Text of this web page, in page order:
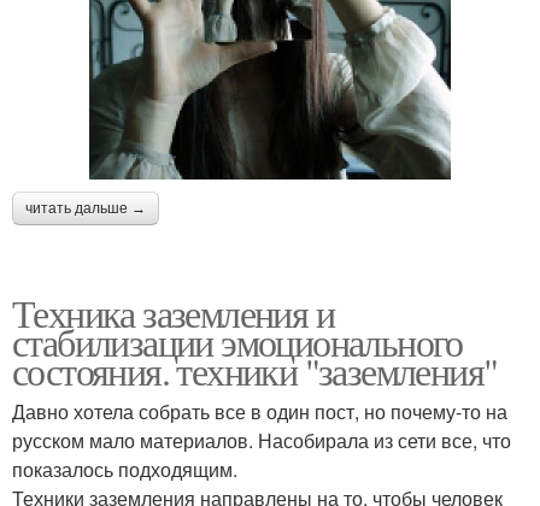
читать дальше →
Техника заземления и
стабилизации эмоционального
состояния. техники "заземления"
Давно хотела собрать все в один пост, но почему-то на
русском мало материалов. Насобирала из сети все, что
показалось подходящим.
Техники заземления направлены на то, чтобы человек